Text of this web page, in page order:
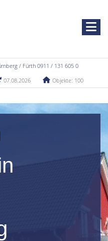
/ Fürth 0911 / 131 605 0
07.08.2026 Objekte: 100